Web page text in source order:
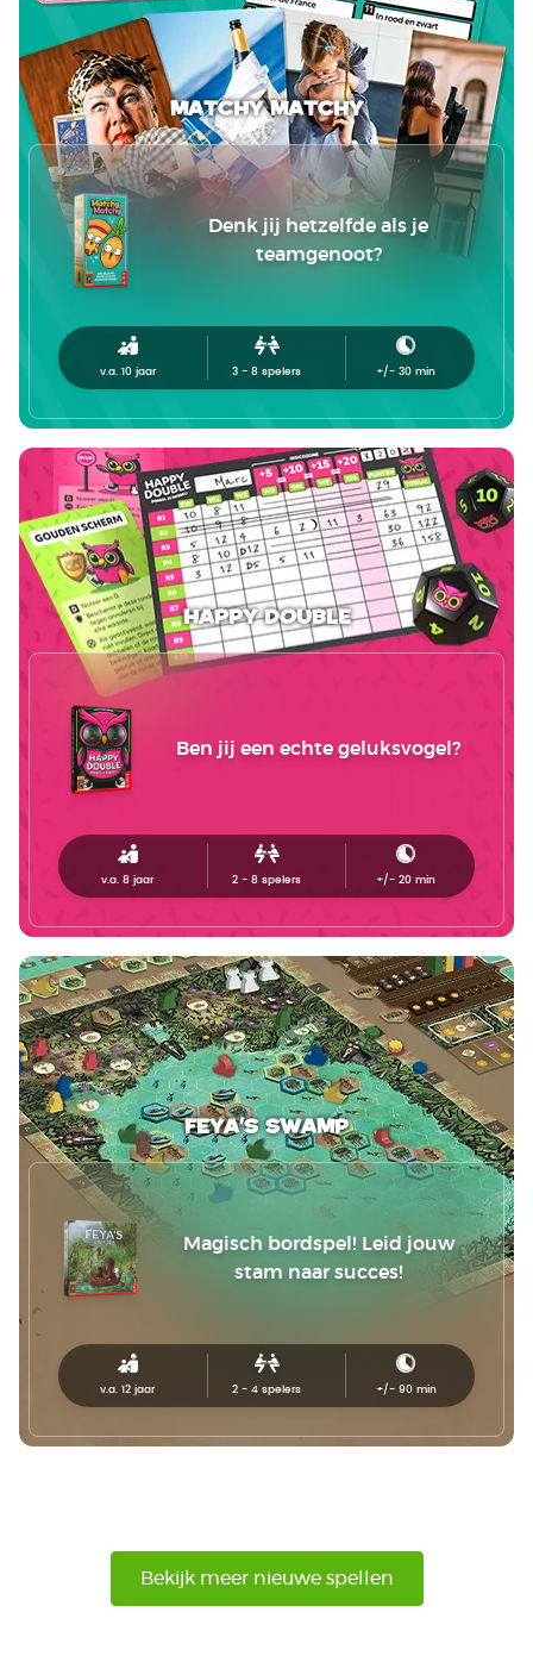
Matchy Matchy
Denk jij hetzelfde als je
teamgenoot?
v.a. 10 jaar 3 - 8 spelers +/-30 min
Happy Double
Ben jij een echte geluksvogel?
v.a. 8 jaar 2 - 8 spelers +/-20 min
Feya's Swamp
Magisch bordspel! Leid jouw
stam naar succes!
v.a. 12 jaar 2 - 4 spelers +/- 90 min
Bekijk meer nieuwe spellen